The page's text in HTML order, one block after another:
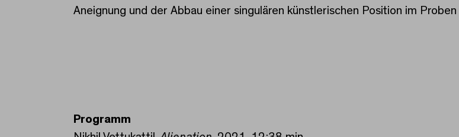
Aneignung und der Abbau einer singulären künstlerischen Position im
Programm